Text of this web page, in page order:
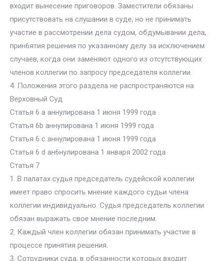
входит вынесение приговоров. Заместители обязаны
присутствовать на слушании в суде, но не принимать
участие в рассмотрении дела судом, обдумывании дела,
прин6ятия решения по указанному делу за исключением
случаев, когда они заменяют одного из отсутствующих
членов коллегии по запросу председателя коллегии.
4. Положения этого раздела не распространяются на
Верховный Суд
Статья 6 a аннулирована 1 июня 1999 года
Статья 6b аннулирована 1 июня 1999 года
Статья 6 c аннулирована 1 июня 1999 года
Статья 6 d ан6нулирована 1 января 2002 года
Статья 7
1. В палатах судья председатель судейской коллегии
имеет право спросить мнение каждого судьи члена
коллегии индивидуально. Судья председатель коллегии
обязан выражать свое мнение последним.
2. Каждый член коллегии обязан принимать участие в
процессе принятия решения.
3. Сотрудники суда, в обязанности которых входит